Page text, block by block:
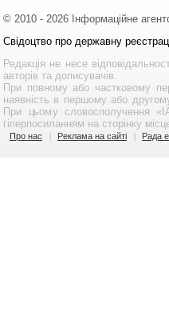
© 2010 - 2026 Інформаційне
Свідоцтво про державну
Редакція не несе
авторів та дописувачів.
При повному або частковому
наявність в першому або
При цьому словосполучення
гіперпосиланням на сторінку
Про нас Реклама на сайті Рада